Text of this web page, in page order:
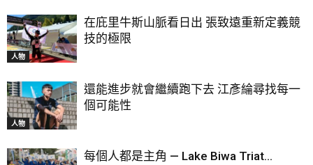
人物
在庇里牛斯山脈看日出 張致遠重新定義競
技的極限
人物
還能進步就會繼續跑下去 江彥綸尋找每一
個可能性
每個人都是主角 — Lake Biwa Triat...